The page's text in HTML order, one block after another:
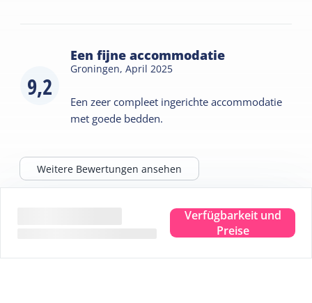
Verfügbarkeit und
Preise
9,2
Een fijne accommodatie
Groningen,April 2025
Een zeer compleet ingerichte accommodatie
met goede bedden.
Weitere Bewertungen ansehen
Tipps für Ihren Aufenthalt